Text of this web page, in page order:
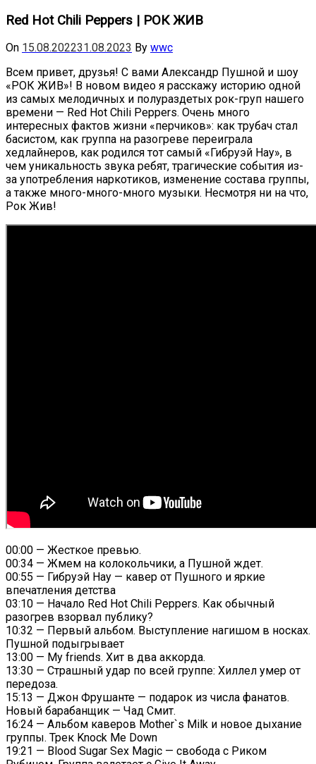
Red Hot Chili Peppers | РОК ЖИВ
On 15.08.202231.08.2023 By wwc
Всем привет, друзья! С вами Александр Пушной и шоу
«РОК ЖИВ»! В новом видео я расскажу историю одной
из самых мелодичных и полураздетых рок-груп нашего
времени — Red Hot Chili Peppers. Очень много
интересных фактов жизни «перчиков»: как трубач стал
басистом, как группа на разогреве переиграла
хедлайнеров, как родился тот самый «Гибруэй Нау», в
чем уникальность звука ребят, трагические события из-
за употребления наркотиков, изменение состава группы,
а также много-много-много музыки. Несмотря ни на что,
Рок Жив!
00:00 — Жесткое превью.
00:34 — Жмем на колокольчики, а Пушной ждет.
00:55 — Гибруэй Нау — кавер от Пушного и яркие
впечатления детства
03:10 — Начало Red Hot Chili Peppers. Как обычный
разогрев взорвал публику?
10:32 — Первый альбом. Выступление нагишом в носках.
Пушной подыгрывает
13:00 — My friends. Хит в два аккорда.
13:30 — Страшный удар по всей группе: Хиллел умер от
передоза.
15:13 — Джон Фрушанте — подарок из числа фанатов.
Новый барабанщик — Чад Смит.
16:24 — Альбом каверов Mother`s Milk и новое дыхание
группы. Трек Knock Me Down
19:21 — Blood Sugar Sex Magic — свобода с Риком